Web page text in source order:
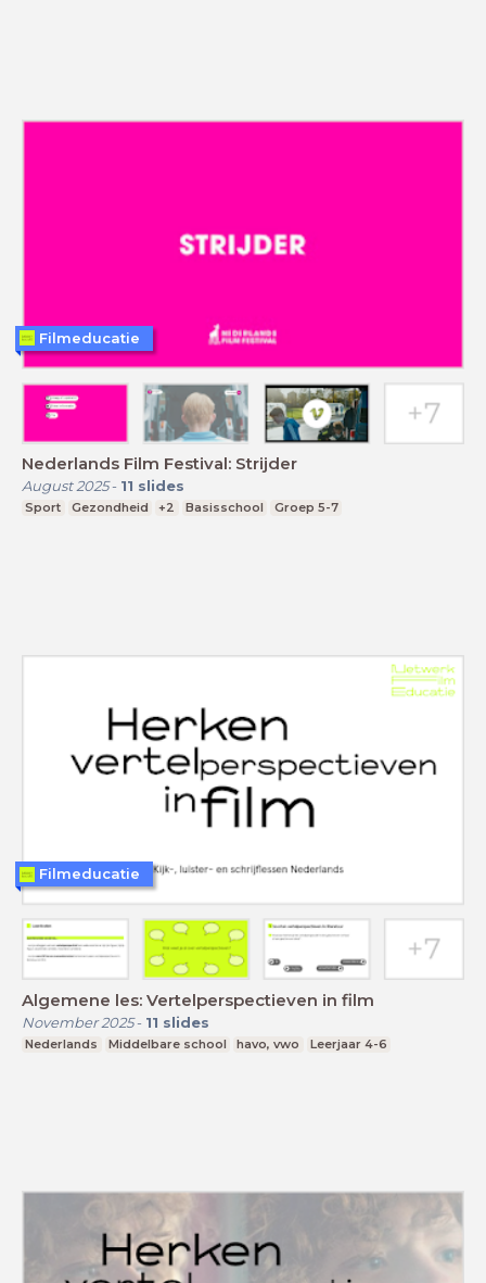
Nederlands Film Festival: Strijder
August 2025- 11 slides
Sport Gezondheid +2 Basisschool Groep 5-7
Filmeducatie
Algemene les: Vertelperspectieven in film
November 2025- 11 slides
Nederlands Middelbare school havo, vwo Leerjaar 4-6
Filmeducatie